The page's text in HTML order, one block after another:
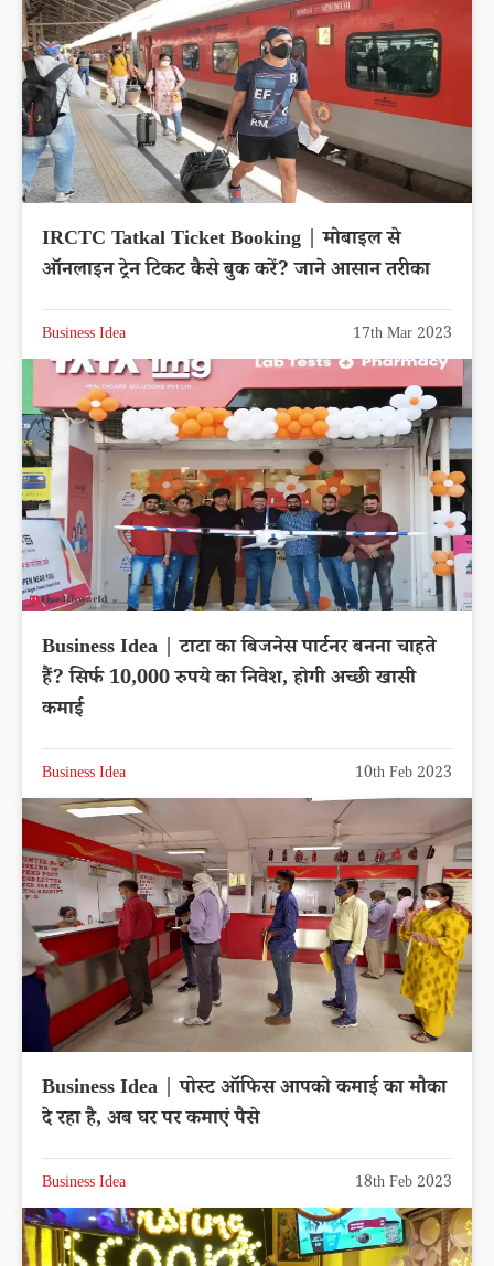
IRCTC Tatkal Ticket Booking | मोबाइल से
ऑनलाइन ट्रेन टिकट कैसे बुक करें? जाने आसान तरीका
Business Idea 17th Mar 2023
Business Idea | टाटा का बिजनेस पार्टनर बनना चाहते
हैं? सिर्फ 10,000 रुपये का निवेश, होगी अच्छी खासी
कमाई
Business Idea 10th Feb 2023
Business Idea | पोस्ट ऑफिस आपको कमाई का मौका
दे रहा है, अब घर पर कमाएं पैसे
Business Idea 18th Feb 2023